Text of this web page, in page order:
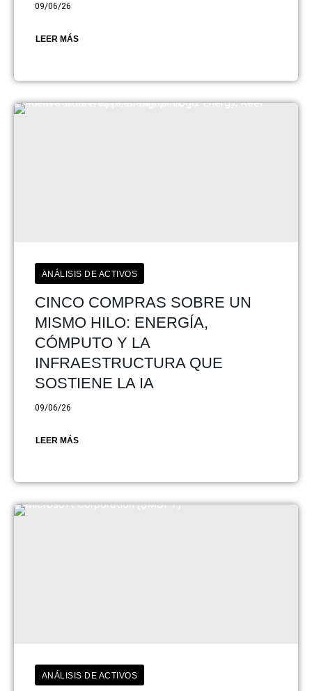
09/06/26
LEER MÁS
ANÁLISIS DE ACTIVOS
CINCO COMPRAS SOBRE UN
MISMO HILO: ENERGÍA,
CÓMPUTO Y LA
INFRAESTRUCTURA QUE
SOSTIENE LA IA
09/06/26
LEER MÁS
ANÁLISIS DE ACTIVOS